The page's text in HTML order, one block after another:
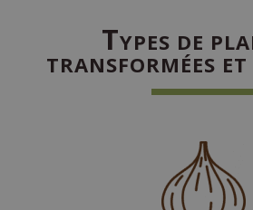
TYPES DE
TRANSFORMÉES